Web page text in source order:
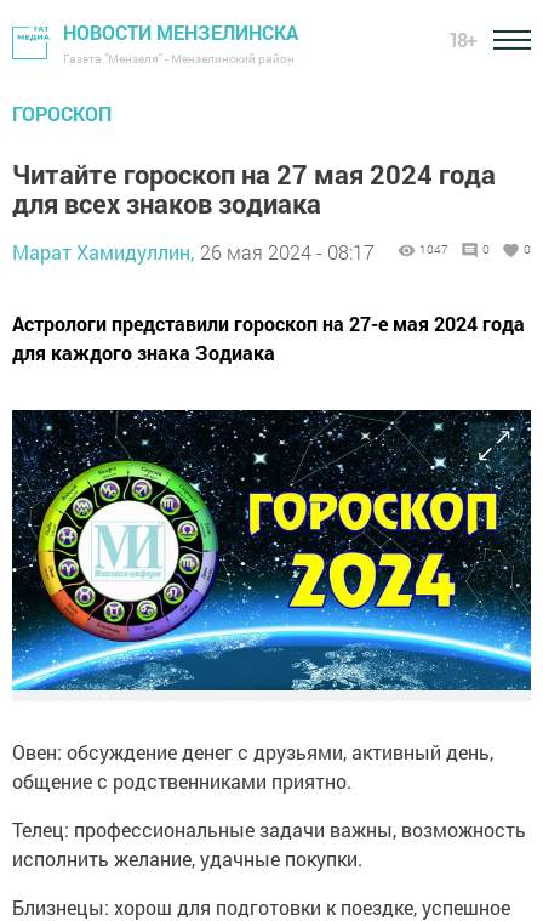
НОВОСТИ МЕНЗЕЛИНСКА
Газета "Мензеля" - Мензелинский район
18+
ГОРОСКОП
Читайте гороскоп на 27 мая 2024 года
для всех знаков зодиака
Марат Хамидуллин, 26 мая 2024 - 08:17 1047 0 0
Астрологи представили гороскоп на 27-е мая 2024 года
для каждого знака Зодиака
Овен: обсуждение денег с друзьями, активный день,
общение с родственниками приятно.
Телец: профессиональные задачи важны, возможность
исполнить желание, удачные покупки.
Близнецы: хорош для подготовки к поездке, успешное